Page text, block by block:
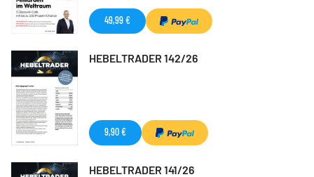
49,99 €
HEBELTRADER 142/26
9,90 €
HEBELTRADER 141/26